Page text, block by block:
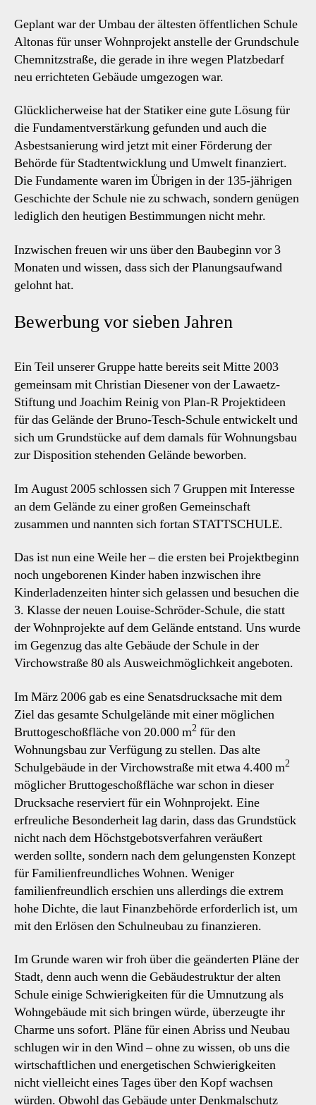
Geplant war der Umbau der ältesten öffentlichen Schule
Altonas für unser Wohnprojekt anstelle der Grundschule
Chemnitzstraße, die gerade in ihre wegen Platzbedarf
neu errichteten Gebäude umgezogen war.
Glücklicherweise hat der Statiker eine gute Lösung für
die Fundamentverstärkung gefunden und auch die
Asbestsanierung wird jetzt mit einer Förderung der
Behörde für Stadtentwicklung und Umwelt finanziert.
Die Fundamente waren im Übrigen in der 135-jährigen
Geschichte der Schule nie zu schwach, sondern genügen
lediglich den heutigen Bestimmungen nicht mehr.
Inzwischen freuen wir uns über den Baubeginn vor 3
Monaten und wissen, dass sich der Planungsaufwand
gelohnt hat.
Bewerbung vor sieben Jahren
Ein Teil unserer Gruppe hatte bereits seit Mitte 2003
gemeinsam mit Christian Diesener von der Lawaetz-
Stiftung und Joachim Reinig von Plan-R Projektideen
für das Gelände der Bruno-Tesch-Schule entwickelt und
sich um Grundstücke auf dem damals für Wohnungsbau
zur Disposition stehenden Gelände beworben.
Im August 2005 schlossen sich 7 Gruppen mit Interesse
an dem Gelände zu einer großen Gemeinschaft
zusammen und nannten sich fortan STATTSCHULE.
Das ist nun eine Weile her – die ersten bei Projektbeginn
noch ungeborenen Kinder haben inzwischen ihre
Kinderladenzeiten hinter sich gelassen und besuchen die
3. Klasse der neuen Louise-Schröder-Schule, die statt
der Wohnprojekte auf dem Gelände entstand. Uns wurde
im Gegenzug das alte Gebäude der Schule in der
Virchowstraße 80 als Ausweichmöglichkeit angeboten.
Im März 2006 gab es eine Senatsdrucksache mit dem
Ziel das gesamte Schulgelände mit einer möglichen
Bruttogeschoßfläche von 20.000 m2 für den
Wohnungsbau zur Verfügung zu stellen. Das alte
Schulgebäude in der Virchowstraße mit etwa 4.400 m2
möglicher Bruttogeschoßfläche war schon in dieser
Drucksache reserviert für ein Wohnprojekt. Eine
erfreuliche Besonderheit lag darin, dass das Grundstück
nicht nach dem Höchstgebotsverfahren veräußert
werden sollte, sondern nach dem gelungensten Konzept
für Familienfreundliches Wohnen. Weniger
familienfreundlich erschien uns allerdings die extrem
hohe Dichte, die laut Finanzbehörde erforderlich ist, um
mit den Erlösen den Schulneubau zu finanzieren.
Im Grunde waren wir froh über die geänderten Pläne der
Stadt, denn auch wenn die Gebäudestruktur der alten
Schule einige Schwierigkeiten für die Umnutzung als
Wohngebäude mit sich bringen würde, überzeugte ihr
Charme uns sofort. Pläne für einen Abriss und Neubau
schlugen wir in den Wind – ohne zu wissen, ob uns die
wirtschaftlichen und energetischen Schwierigkeiten
nicht vielleicht eines Tages über den Kopf wachsen
würden. Obwohl das Gebäude unter Denkmalschutz